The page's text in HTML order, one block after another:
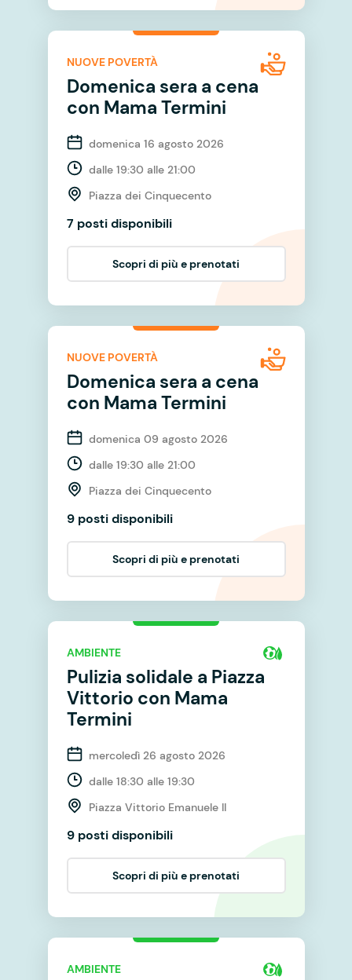
NUOVE POVERTÀ
Domenica sera a cena
con Mama Termini
domenica 16 agosto 2026
dalle 19:30 alle 21:00
Piazza dei Cinquecento
7 posti disponibili
Scopri di più e prenotati
NUOVE POVERTÀ
Domenica sera a cena
con Mama Termini
domenica 09 agosto 2026
dalle 19:30 alle 21:00
Piazza dei Cinquecento
9 posti disponibili
Scopri di più e prenotati
AMBIENTE
Pulizia solidale a Piazza
Vittorio con Mama
Termini
mercoledì 26 agosto 2026
dalle 18:30 alle 19:30
Piazza Vittorio Emanuele II
9 posti disponibili
Scopri di più e prenotati
AMBIENTE